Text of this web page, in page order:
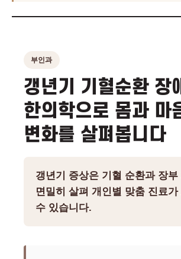
부인과
갱년기 기혈순환 장
한의학으로 몸과 마
변화를 살펴봅니다
갱년기 증상은 기혈 순환과 장부
면밀히 살펴 개인별 맞춤 진료가
수 있습니다.